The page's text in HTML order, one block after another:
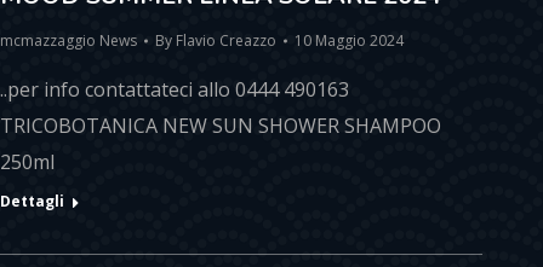
mcmazzaggio News By Flavio Creazzo 10 Maggio 2024
..per info contattateci allo 0444 490163
TRICOBOTANICA NEW SUN SHOWER SHAMPOO
250ml
Dettagli